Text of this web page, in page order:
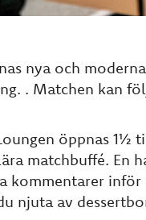
nya och
. Matchen kan
öppnas 1½
matchbuffé. En
kommentarer
njuta av